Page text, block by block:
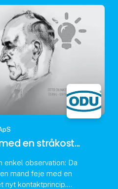
en stråkost...
observation: Da
mand feje med en
nyt kontaktprincip.